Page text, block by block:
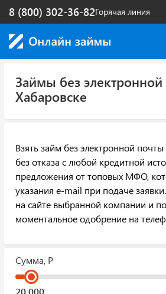
Горячая линия
8 (800) 302-36-82
Займы без
Хабаровске
Взять займ без электронной
без отказа с любой кредитной
предложения от топовых МФО,
указания e-mail при подаче
на сайте выбранной компании и
моментальное одобрение на
Сумма, Р